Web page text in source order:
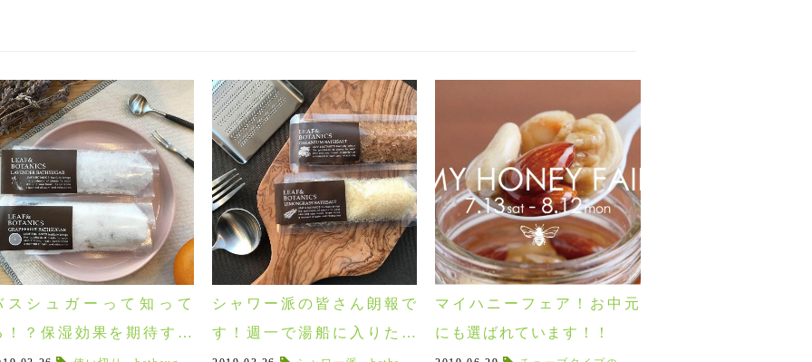
スシュガーって知って
！？保湿効果を期待する
シャワー派の皆さん朗報で
す！週一で湯船に入りたく
マイハニーフェア！お中元
にも選ばれています！！